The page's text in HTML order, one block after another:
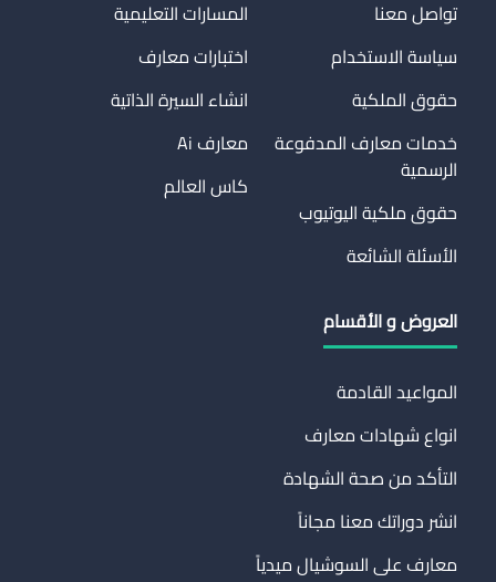
تواصل معنا
سياسة الاستخدام
حقوق الملكية
خدمات معارف المدفوعة
الرسمية
حقوق ملكية اليوتيوب
الأسئلة الشائعة
المسارات التعليمية
اختبارات معارف
انشاء السيرة الذاتية
معارف Ai
كاس العالم
العروض و الأقسام
المواعيد القادمة
انواع شهادات معارف
التأكد من صحة الشهادة
انشر دوراتك معنا مجاناً
معارف على السوشيال ميدياً